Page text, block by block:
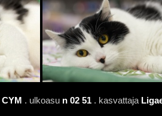
CYM . ulkoasu n 02 51. kasvattaja